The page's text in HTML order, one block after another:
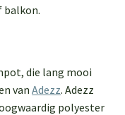
balkon.
die lang mooi
van Adezz. Adezz
polyester